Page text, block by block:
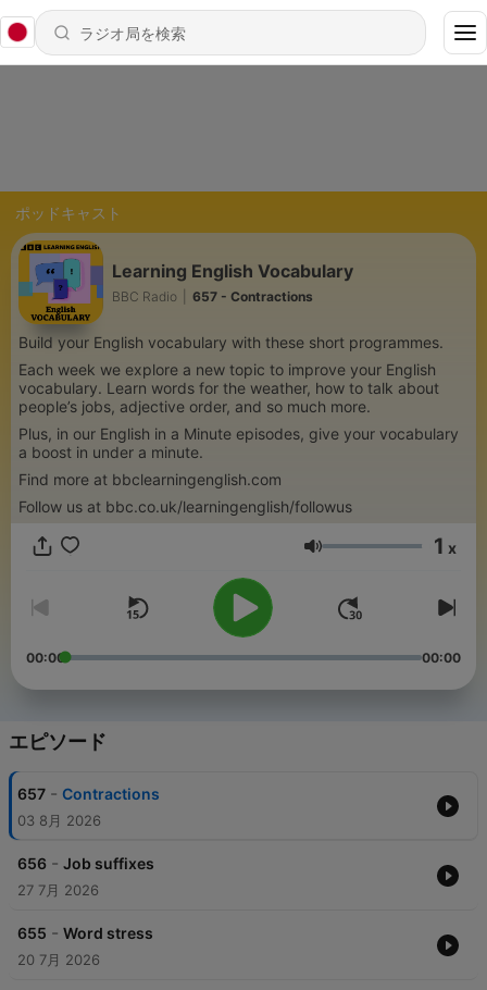
ポッドキャスト
Learning English Vocabulary
BBC Radio 657 - Contractions
Build your English vocabulary with these short programmes.
Each week we explore a new topic to improve your English
vocabulary. Learn words for the weather, how to talk about
people’s jobs, adjective order, and so much more.
Plus, in our English in a Minute episodes, give your vocabulary
a boost in under a minute.
Find more at bbclearningenglish.com
Follow us at bbc.co.uk/learningenglish/followus
音量 1 x
00:00 00:00
エピソード
657 - Contractions
03 8月 2026
656 - Job suffixes
27 7月 2026
655 - Word stress
20 7月 2026